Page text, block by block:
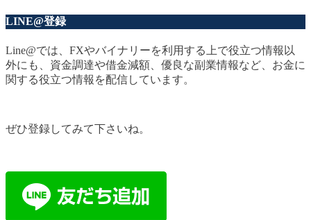
LINE@登録
Line@では、FXやバイナリーを利用する上で役立つ情報以
外にも、資金調達や借金減額、優良な副業情報など、お金に
関する役立つ情報を配信しています。
ぜひ登録してみて下さいね。